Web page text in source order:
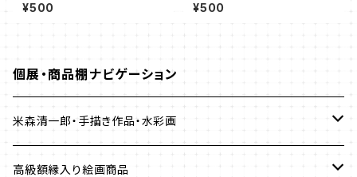
¥500 ¥500
個展・商品棚ナビゲーション
米森清一郎・手描き作品・水彩画
2０２４年作品
高級額縁入り絵画商品